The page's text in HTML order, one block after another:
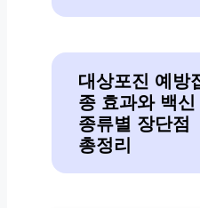
대상포진 예방
종 효과와 백신
종류별 장단점
총정리